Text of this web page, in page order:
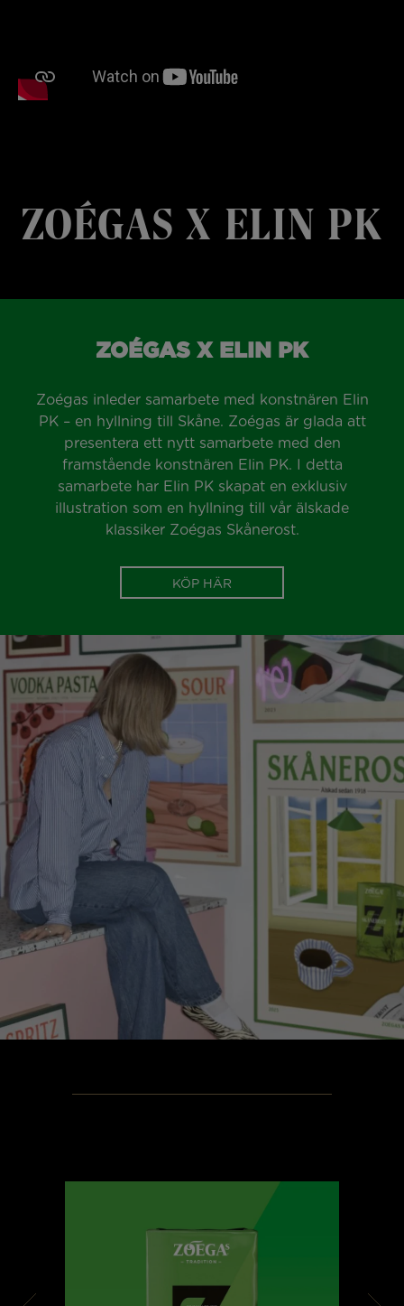
ZOÉGAS X ELIN PK
ZOÉGAS X ELIN PK
Zoégas inleder samarbete med konstnären Elin
PK – en hyllning till Skåne. Zoégas är glada att
presentera ett nytt samarbete med den
framstående konstnären Elin PK. I detta
samarbete har Elin PK skapat en exklusiv
illustration som en hyllning till vår älskade
klassiker Zoégas Skånerost.
KÖP HÄR